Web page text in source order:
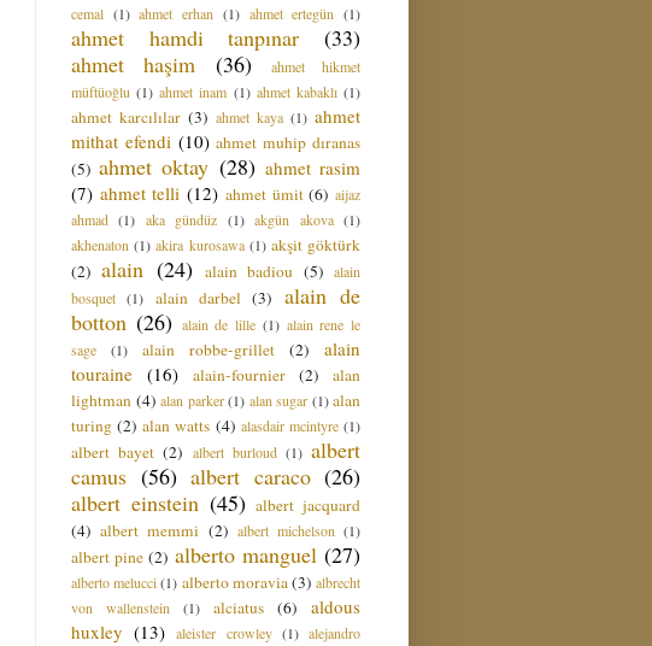
cemal (1) ahmet erhan (1) ahmet ertegün (1)
ahmet hamdi tanpınar
(33)
ahmet haşim
(36)
ahmet hikmet
müftüoğlu (1) ahmet inam (1) ahmet kabaklı (1)
ahmet karcılılar (3) ahmet kaya (1) ahmet
mithat efendi (10) ahmet muhip dıranas
(5) ahmet oktay (28) ahmet rasim
(7) ahmet telli (12) ahmet ümit (6) aijaz
ahmad (1) aka gündüz (1) akgün akova (1)
akhenaton (1) akira kurosawa (1) akşit göktürk
(2) alain (24) alain badiou (5) alain
bosquet (1) alain darbel (3)
alain de
botton (26) alain de lille (1) alain rene le
sage
(1) alain robbe-grillet (2)
alain
touraine (16) alain-fournier (2)
alan
lightman (4) alan parker (1) alan sugar (1) alan
turing (2) alan watts (4) alasdair mcintyre (1)
albert bayet (2) albert burloud (1) albert
camus (56) albert caraco (26)
albert einstein (45) albert jacquard
(4) albert memmi (2) albert michelson (1)
albert pine (2) alberto manguel (27)
alberto melucci (1) alberto moravia (3) albrecht
von wallenstein
(1) alciatus (6)
aldous
huxley (13) aleister crowley (1) alejandro